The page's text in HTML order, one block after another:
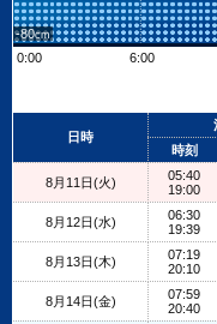
-80
0:00
6:00
+
日時
時刻
8月11日(火)
05:40
19:00
8月12日(水)
06:30
19:39
8月13日(木)
07:19
20:10
8月14日(金)
07:59
20:40